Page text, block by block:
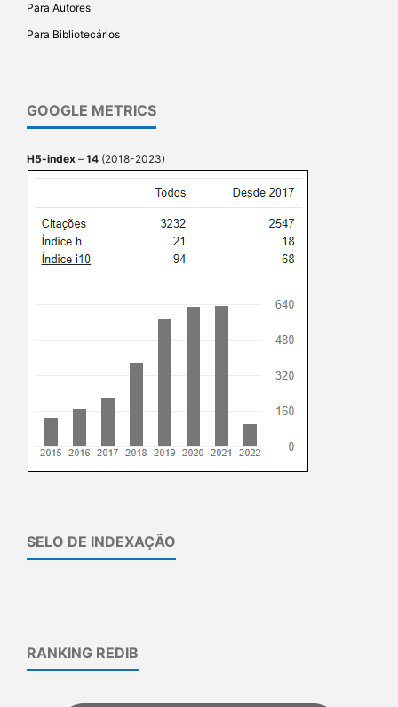
Para Autores
Para Bibliotecários
GOOGLE METRICS
H5-index – 14 (2018-2023)
SELO DE INDEXAÇÃO
RANKING REDIB